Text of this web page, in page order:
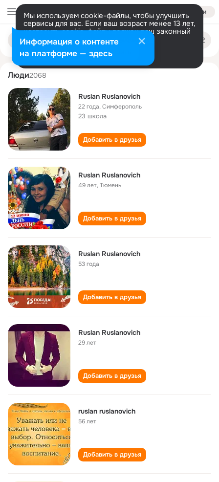
Войти
Мы используем cookie-файлы, чтобы улучшить
сервисы для вас. Если ваш возраст менее 13 лет,
настроить cookie-файлы должен ваш законный
представитель. Больше информации
Разрешить все Настроить
Поиск
людям
ruslan ruslanovich
Люди2068
Ruslan Ruslanovich
22 года,Симферополь
23 школа
Добавить в друзья
Ruslan Ruslanovich
49 лет,Тюмень
Добавить в друзья
Ruslan Ruslanovich
53 года
Добавить в друзья
Ruslan Ruslanovich
29 лет
Добавить в друзья
ruslan ruslanovich
56 лет
Добавить в друзья
Информация о контенте
на платформе — здесь